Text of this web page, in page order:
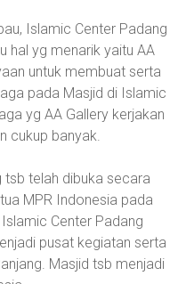
Islamic Center Padang
hal yg menarik yaitu AA
untuk membuat serta
pada Masjid di Islamic
yg AA Gallery kerjakan
cukup banyak.
tsb telah dibuka secara
MPR Indonesia pada
Center Padang
pusat kegiatan serta
Masjid tsb menjadi